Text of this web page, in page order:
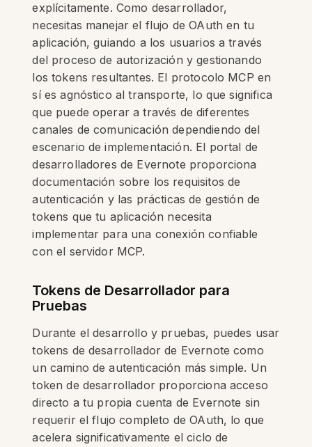
explícitamente. Como desarrollador,
necesitas manejar el flujo de OAuth en tu
aplicación, guiando a los usuarios a través
del proceso de autorización y gestionando
los tokens resultantes. El protocolo MCP en
sí es agnóstico al transporte, lo que significa
que puede operar a través de diferentes
canales de comunicación dependiendo del
escenario de implementación. El portal de
desarrolladores de Evernote proporciona
documentación sobre los requisitos de
autenticación y las prácticas de gestión de
tokens que tu aplicación necesita
implementar para una conexión confiable
con el servidor MCP.
Tokens de Desarrollador para
Pruebas
Durante el desarrollo y pruebas, puedes usar
tokens de desarrollador de Evernote como
un camino de autenticación más simple. Un
token de desarrollador proporciona acceso
directo a tu propia cuenta de Evernote sin
requerir el flujo completo de OAuth, lo que
acelera significativamente el ciclo de